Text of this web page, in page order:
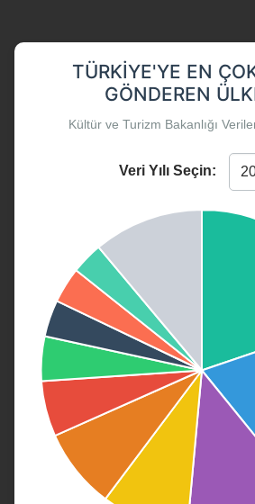
TÜRKIYE'YE EN
GÖNDEREN
Kültür ve Turizm Bakanlığı
Veri Yılı Seçin: